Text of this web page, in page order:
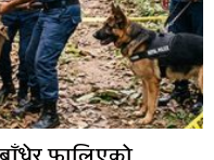
बाँधेर फालिएको